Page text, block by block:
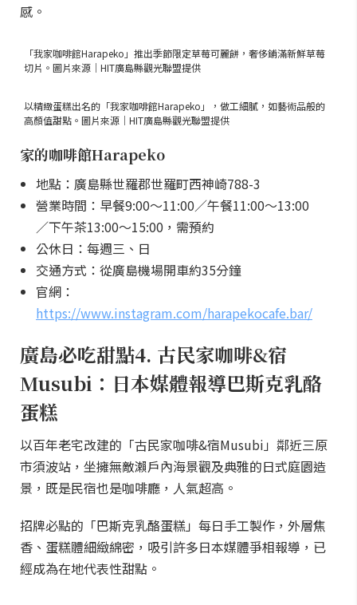
感。
「我家咖啡館Harapeko」推出季節限定草莓可麗餅，奢侈鋪滿新鮮草莓
切片。圖片來源｜HIT廣島縣觀光聯盟提供
以精緻蛋糕出名的「我家咖啡館Harapeko」，做工細膩，如藝術品般的
高顏值甜點。圖片來源｜HIT廣島縣觀光聯盟提供
家的咖啡館Harapeko
地點：廣島縣世羅郡世羅町西神崎788-3
營業時間：早餐9:00～11:00／午餐11:00～13:00
／下午茶13:00～15:00，需預約
公休日：每週三、日
交通方式：從廣島機場開車約35分鐘
官網：
https://www.instagram.com/harapekocafe.bar/
廣島必吃甜點4. 古民家咖啡&宿
Musubi：日本媒體報導巴斯克乳酪
蛋糕
以百年老宅改建的「古民家咖啡&宿Musubi」鄰近三原
市須波站，坐擁無敵瀨戶內海景觀及典雅的日式庭園造
景，既是民宿也是咖啡廳，人氣超高。
招牌必點的「巴斯克乳酪蛋糕」每日手工製作，外層焦
香、蛋糕體細緻綿密，吸引許多日本媒體爭相報導，已
經成為在地代表性甜點。